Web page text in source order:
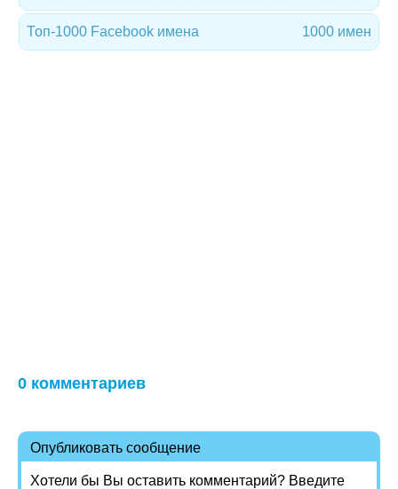
Топ-1000 Facebook имена 1000 имен
0 комментариев
Опубликовать сообщение
Хотели бы Вы оставить комментарий? Введите